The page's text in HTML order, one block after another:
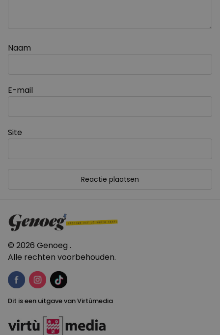
Naam
E-mail
Site
© 2026 Genoeg .
Alle rechten voorbehouden.
Dit is een uitgave van Virtùmedia